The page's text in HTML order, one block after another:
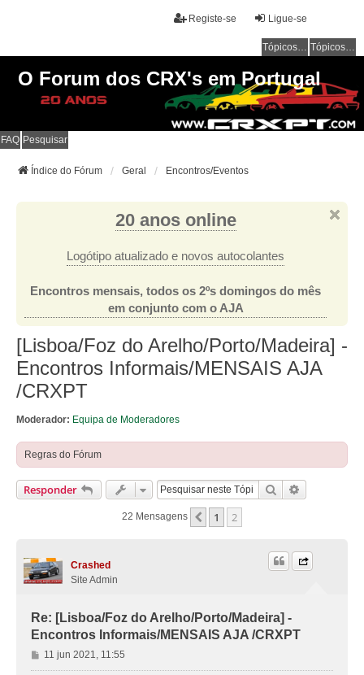
Ligue-se
Registe-se
Tópicos sem resposta Tópicos ativos
O Forum dos CRX's em Portugal
FAQ Pesquisar
Índice do Fórum Geral Encontros/Eventos
20 anos online
Logótipo atualizado e novos autocolantes
Encontros mensais, todos os 2ºs domingos do mês
em conjunto com o AJA
[Lisboa/Foz do Arelho/Porto/Madeira] -
Encontros Informais/MENSAIS AJA
/CRXPT
Moderador: Equipa de Moderadores
Regras do Fórum
Responder Pesquisar
22 Mensagens Anterior
1 2
Crashed
Site Admin
Re: [Lisboa/Foz do Arelho/Porto/Madeira] -
Encontros Informais/MENSAIS AJA /CRXPT
M
e
11 jun 2021, 11:55